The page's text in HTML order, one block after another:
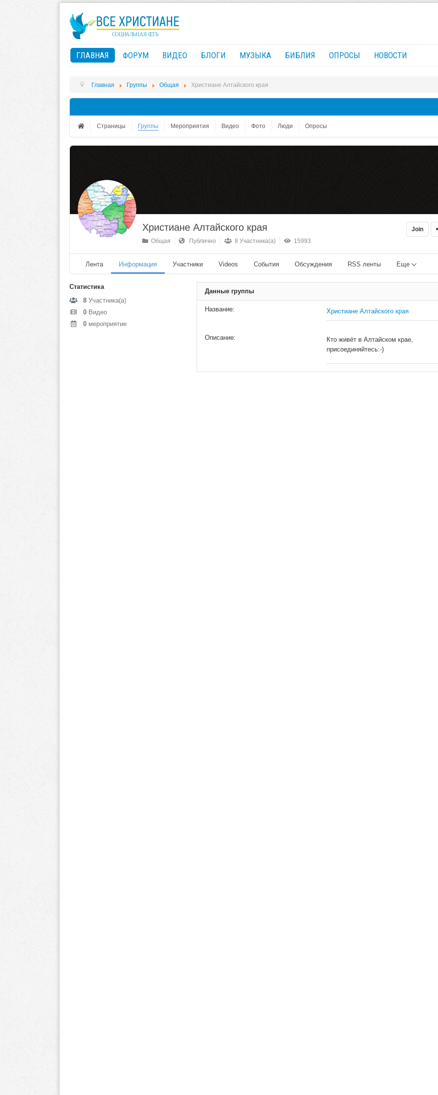
ГЛАВНАЯ ФОРУМ ВИДЕО БЛОГИ МУЗЫКА БИБЛИЯ ОПРОСЫ НОВОСТИ
Главная Группы Общая Христиане Алтайского края
Страницы Группы Мероприятия Видео Фото Люди Опросы
Христиане Алтайского края
Общая Публично 8 Участника(а) 15993
Join
Лента Информация Участники Videos События Обсуждения RSS ленты Еще
Статистика
8 Участника(а)
0 Видео
0 мероприятие
Данные группы
Название: Христиане Алтайского края
Описание:
Кто живёт в Алтайском крае,
присоединяйтесь:-)